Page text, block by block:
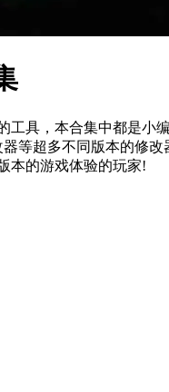
工具，本合集中都是
等超多不同版本的修
本的游戏体验的玩家!